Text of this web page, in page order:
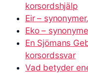
korsordshjälp
Eir –
Eko –
En Sjömans
korsordssvar
Vad betyder